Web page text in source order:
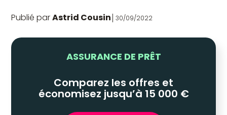
Publié parAstrid Cousin 30/09/2022
ASSURANCE DE PRÊT
Comparez les offres et
économisez jusqu’à 15 000 €